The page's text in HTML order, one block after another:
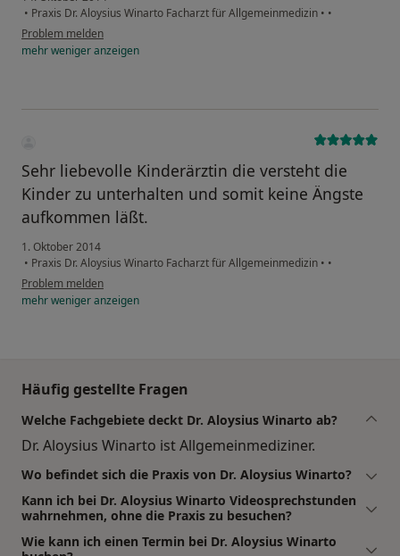
• Praxis Dr. Aloysius Winarto Facharzt für Allgemeinmedizin • •
Problem melden
mehrwenigeranzeigen
Sehr liebevolle Kinderärztin die versteht die
Kinder zu unterhalten und somit keine Ängste
aufkommen läßt.
1. Oktober 2014
• Praxis Dr. Aloysius Winarto Facharzt für Allgemeinmedizin • •
Problem melden
mehrwenigeranzeigen
Häufig gestellte Fragen
Welche Fachgebiete deckt Dr. Aloysius Winarto ab?
Dr. Aloysius Winarto ist Allgemeinmediziner.
Wo befindet sich die Praxis von Dr. Aloysius Winarto?
Kann ich bei Dr. Aloysius Winarto Videosprechstunden
wahrnehmen, ohne die Praxis zu besuchen?
Wie kann ich einen Termin bei Dr. Aloysius Winarto